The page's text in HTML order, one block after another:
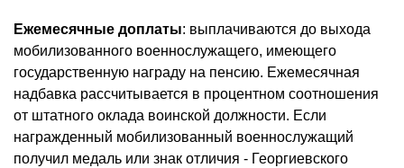
Ежемесячные доплаты: выплачиваются до выхода
мобилизованного военнослужащего, имеющего
государственную награду на пенсию. Ежемесячная
надбавка рассчитывается в процентном соотношения
от штатного оклада воинской должности. Если
награжденный мобилизованный военнослужащий
получил медаль или знак отличия - Георгиевского